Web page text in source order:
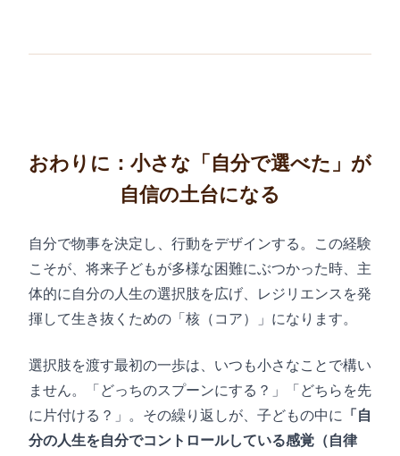
おわりに：小さな「自分で選べた」が
自信の土台になる
自分で物事を決定し、行動をデザインする。この経験
こそが、将来子どもが多様な困難にぶつかった時、主
体的に自分の人生の選択肢を広げ、レジリエンスを発
揮して生き抜くための「核（コア）」になります。
選択肢を渡す最初の一歩は、いつも小さなことで構い
ません。「どっちのスプーンにする？」「どちらを先
に片付ける？」。その繰り返しが、子どもの中に
「自
分の人生を自分でコントロールしている感覚（自律